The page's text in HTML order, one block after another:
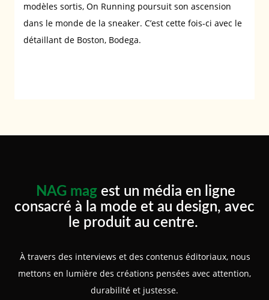
modèles sortis, On Running poursuit son ascension
dans le monde de la sneaker. C’est cette fois-ci avec le
détaillant de Boston, Bodega.
NAG mag est un média en ligne
consacré à la mode et au design, avec
le produit au centre.
À travers des interviews et des contenus éditoriaux, nous
mettons en lumière des créations pensées avec attention,
durabilité et justesse.